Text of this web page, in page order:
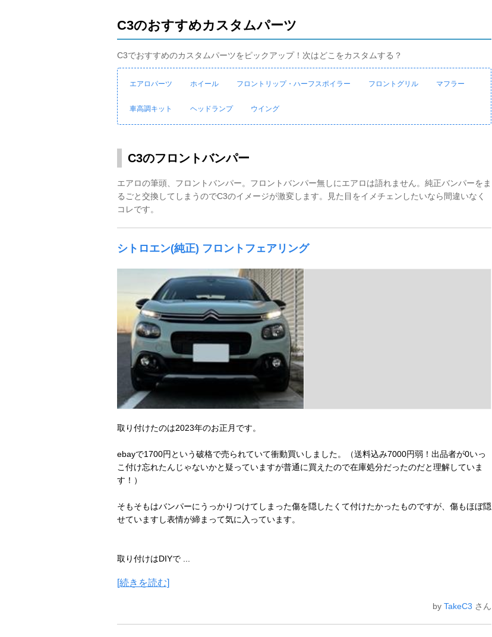
C3のおすすめカスタムパーツ
C3でおすすめのカスタムパーツをピックアップ！次はどこをカスタムする？
エアロパーツ ホイール フロントリップ・ハーフスポイラー フロントグリル マフラー
車高調キット ヘッドランプ ウイング
C3のフロントバンパー
エアロの筆頭、フロントバンパー。フロントバンパー無しにエアロは語れません。純正バンパーをま
るごと交換してしまうのでC3のイメージが激変します。見た目をイメチェンしたいなら間違いなく
コレです。
シトロエン(純正) フロントフェアリング
取り付けたのは2023年のお正月です。
ebayで1700円という破格で売られていて衝動買いしました。（送料込み7000円弱！出品者が0いっ
こ付け忘れたんじゃないかと疑っていますが普通に買えたので在庫処分だったのだと理解していま
す！）
そもそもはバンパーにうっかりつけてしまった傷を隠したくて付けたかったものですが、傷もほぼ隠
せていますし表情が締まって気に入っています。
取り付けはDIYで ...
[続きを読む]
by TakeC3 さん